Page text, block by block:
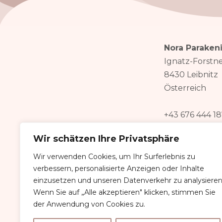
Wir schätzen Ihre Privatsphäre
Wir verwenden Cookies, um Ihr Surferlebnis zu
verbessern, personalisierte Anzeigen oder Inhalte
einzusetzen und unseren Datenverkehr zu
Wenn Sie auf „Alle akzeptieren" klicken, stimmen Sie
der Anwendung von Cookies zu.
Nora
Ignatz-
8430 Leibnitz
Österreich
+43 676 444
UID-Nr.:
Steuernr.:
72
Rechtsform: